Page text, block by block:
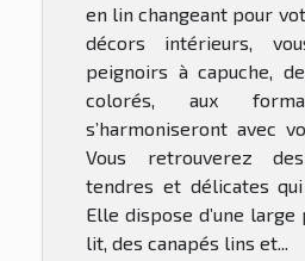
en lin changeant pour
décors intérieurs,
peignoirs à capuche,
colorés, aux
s’harmoniseront avec
Vous retrouverez
tendres et délicates
Elle dispose d’une
lit, des canapés lins et...